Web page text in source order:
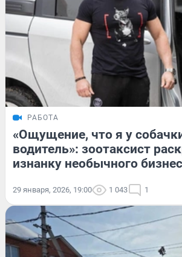
РАБОТА
«Ощущение, что я у
водитель»: зоотаксист
изнанку необычного
29 января, 2026, 19:00 1 043 1